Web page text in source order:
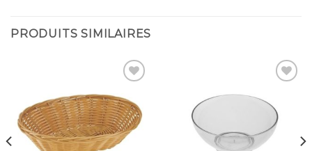
PRODUITS SIMILAIRES
Ajouter
à la
liste
d’envies
Ajouter
à la
liste
d’envies